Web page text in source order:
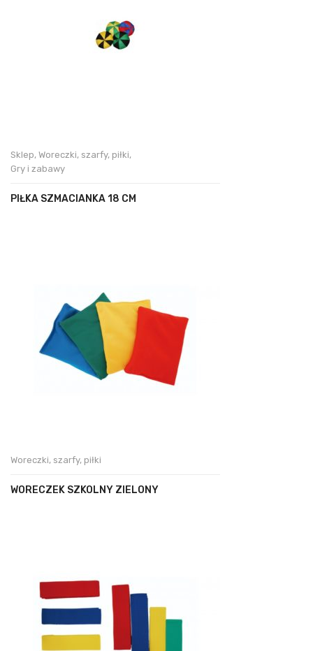
Sklep, Woreczki, szarfy, piłki,
Gry i zabawy
PIŁKA SZMACIANKA 18 CM
Woreczki, szarfy, piłki
WORECZEK SZKOLNY ZIELONY